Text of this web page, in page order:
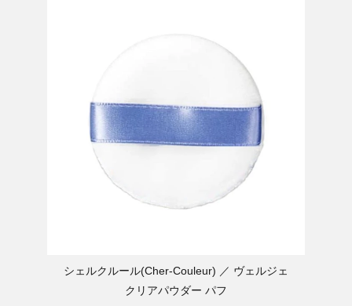
シェルクルール(Cher-Couleur)
ヴェルジェ
クリアパウダー パフ